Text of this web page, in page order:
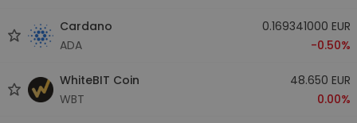
Cardano
ADA
0.169341000 EUR
-0.50%
WhiteBIT Coin
WBT
48.650 EUR
0.00%